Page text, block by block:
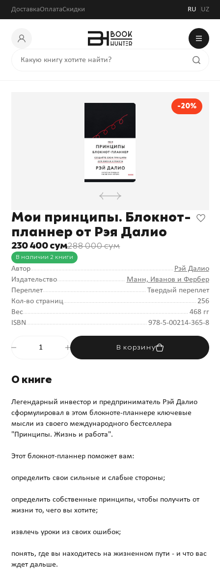
ДоставкаОплатаСкидки RU UZ
-20%
Мои принципы. Блокнот-
планнер от Рэя Далио
230 400 сум288 000 сум
В наличии 2 книги
Автор
Рэй Далио
Издательство
Манн, Иванов и Фербер
Переплет
Твердый переплет
Кол-во страниц
256
Вес
468 гг
ISBN
978-5-00214-365-8
В корзину
О книге
Легендарный инвестор и предприниматель Рэй Далио
сформулировал в этом блокноте-планнере ключевые
мысли из своего международного бестселлера
"Принципы. Жизнь и работа".
Этот блокнот-планнер поможет вам:
определить свои сильные и слабые стороны;
определить собственные принципы, чтобы получить от
жизни то, чего вы хотите;
извлечь уроки из своих ошибок;
понять, где вы находитесь на жизненном пути - и что вас
ждет дальше.